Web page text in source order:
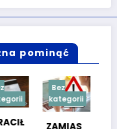
pominąć
Bez
Bez
kategorii
TESTY